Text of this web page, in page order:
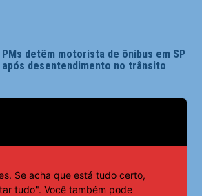
PMs detêm motorista de ônibus em SP
após desentendimento no trânsito
no último ano
Se acha que está tudo certo,
tudo". Você também pode